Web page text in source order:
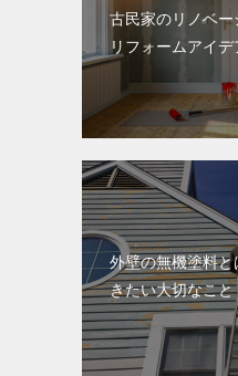
古民家のリノベー
リフォームアイデ
外壁の無機塗料
きたい大切なこと